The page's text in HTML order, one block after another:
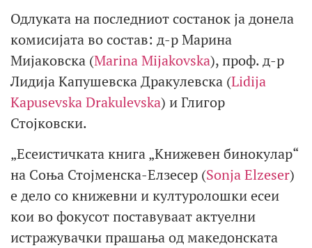
Одлуката на последниот состанок ја донела
комисијата во состав: д-р Марина
Мијаковска (Marina Mijakovska), проф. д-р
Лидија Капушевска Дракулевска (Lidija
Kapusevska Drakulevska) и Глигор
Стојковски.
„Есеистичката книга „Книжевен бинокулар“
на Соња Стојменска-Елзесер (Sonja Elzeser)
е дело со книжевни и културолошки есеи
кои во фокусот поставуваат актуелни
истражувачки прашања од македонската